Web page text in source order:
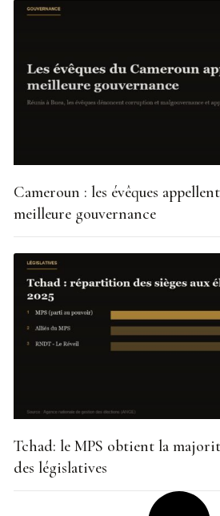
Cameroun : les évêques
meilleure gouvernance
Tchad: le MPS obtient la
des législatives